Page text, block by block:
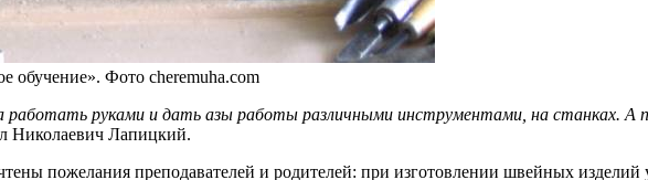
обучение». Фото cheremuha.com
руками и дать азы работы различными инструментами, на станках. А
Николаевич Лапицкий.
пожелания преподавателей и родителей: при изготовлении швейных изделий у